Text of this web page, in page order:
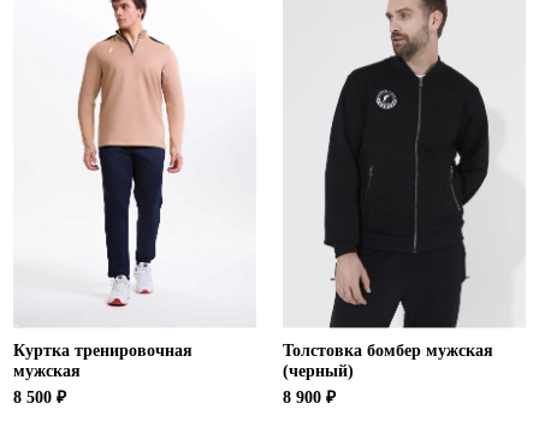
Куртка тренировочная
мужская
8 500 ₽
Толстовка бомбер мужская
(черный)
8 900 ₽